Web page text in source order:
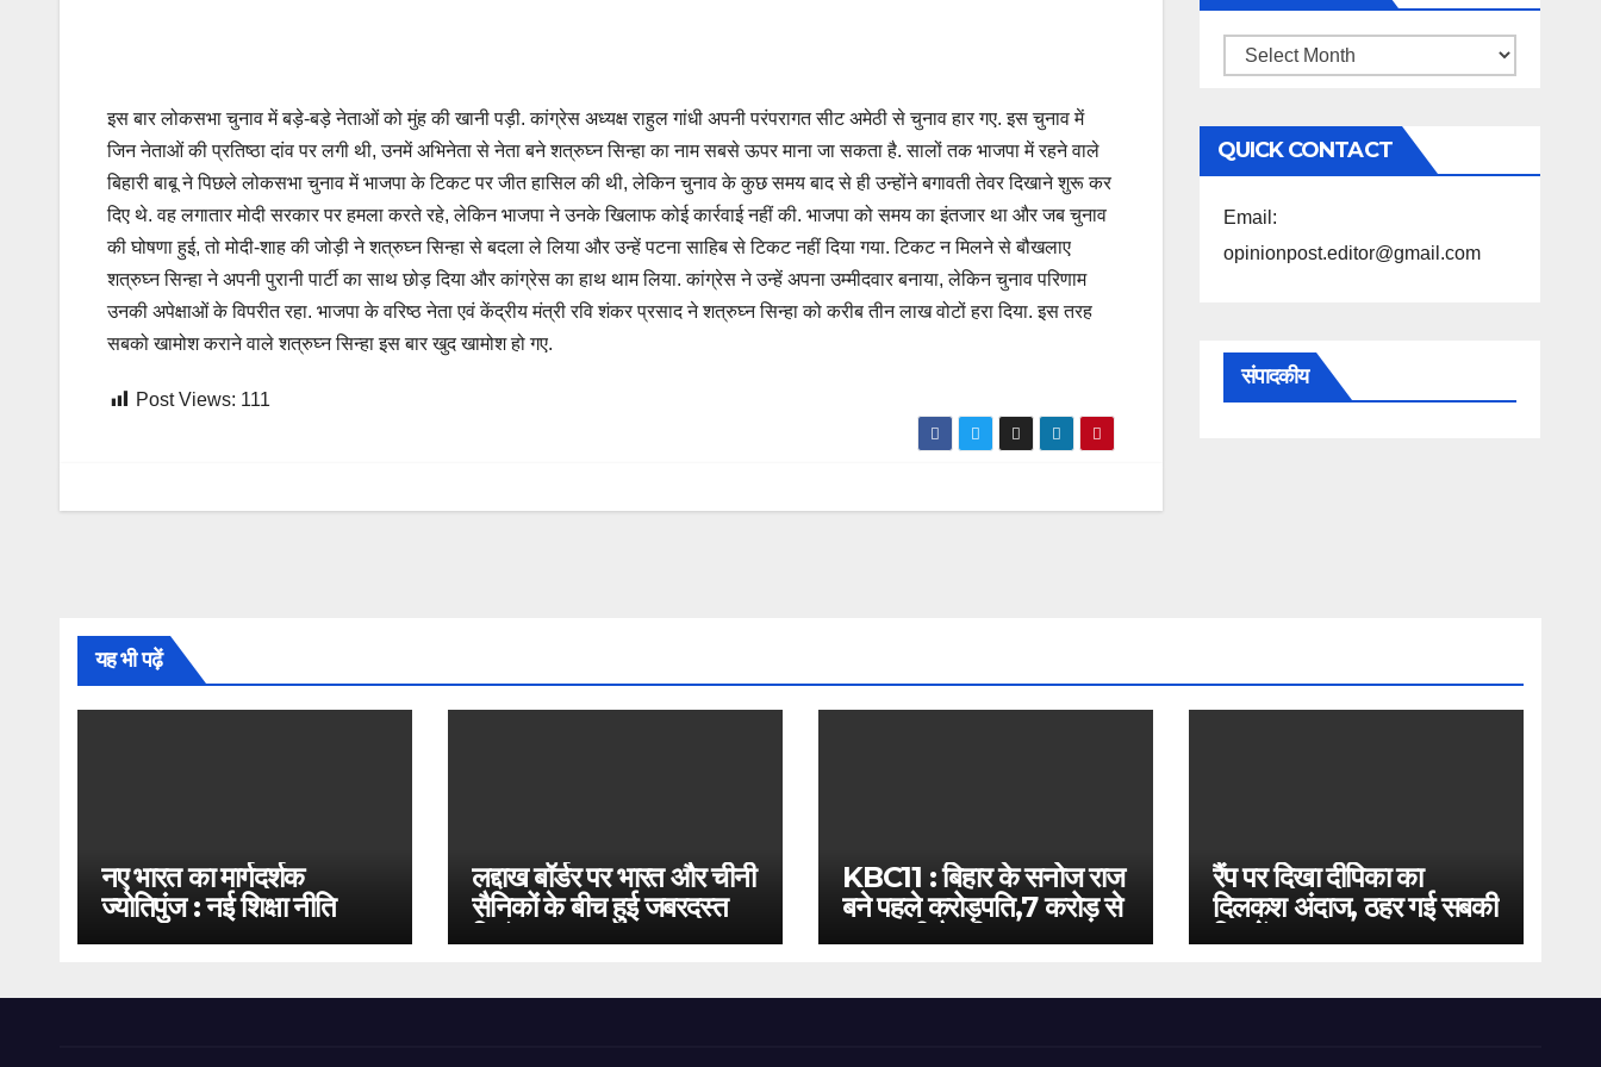
इस बार लोकसभा चुनाव में बड़े-बड़े नेताओं को मुंह की खानी पड़ी. कांग्रेस अध्यक्ष राहुल गांधी अपनी परंपरागत सीट अमेठी से चुनाव हार गए. इस चुनाव में
जिन नेताओं की प्रतिष्ठा दांव पर लगी थी, उनमें अभिनेता से नेता बने शत्रुघ्न सिन्हा का नाम सबसे ऊपर माना जा सकता है. सालों तक भाजपा में रहने वाले
बिहारी बाबू ने पिछले लोकसभा चुनाव में भाजपा के टिकट पर जीत हासिल की थी, लेकिन चुनाव के कुछ समय बाद से ही उन्होंने बगावती तेवर दिखाने शुरू कर
दिए थे. वह लगातार मोदी सरकार पर हमला करते रहे, लेकिन भाजपा ने उनके खिलाफ कोई कार्रवाई नहीं की. भाजपा को समय का इंतजार था और जब चुनाव
की घोषणा हुई, तो मोदी-शाह की जोड़ी ने शत्रुघ्न सिन्हा से बदला ले लिया और उन्हें पटना साहिब से टिकट नहीं दिया गया. टिकट न मिलने से बौखलाए
शत्रुघ्न सिन्हा ने अपनी पुरानी पार्टी का साथ छोड़ दिया और कांग्रेस का हाथ थाम लिया. कांग्रेस ने उन्हें अपना उम्मीदवार बनाया, लेकिन चुनाव परिणाम
उनकी अपेक्षाओं के विपरीत रहा. भाजपा के वरिष्ठ नेता एवं केंद्रीय मंत्री रवि शंकर प्रसाद ने शत्रुघ्न सिन्हा को करीब तीन लाख वोटों हरा दिया. इस तरह
सबको खामोश कराने वाले शत्रुघ्न सिन्हा इस बार खुद खामोश हो गए.
Post Views: 111
महिने
अनुसार
पढ़ें
QUICK CONTACT
Email:
opinionpost.editor@gmail.com
संपादकीय
यह भी पढ़ें
नए भारत का मार्गदर्शक
ज्योतिपुंज : नई शिक्षा नीति
2020
लद्दाख बॉर्डर पर भारत और चीनी
सैनिकों के बीच हुई जबरदस्त
भिड़ंत
KBC11 : बिहार के सनोज राज
बने पहले करोड़पति,7 करोड़ से
बस इतनी है दूरी
रैंप पर दिखा दीपिका का
दिलकश अंदाज, ठहर गई सबकी
निगाहें